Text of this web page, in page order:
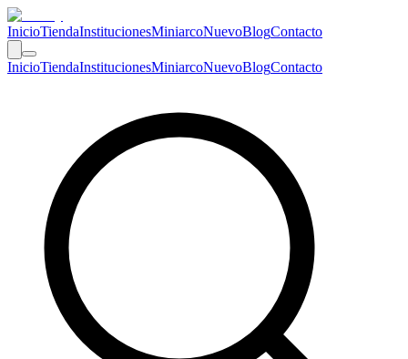
InicioTiendaInstitucionesMiniarcoNuevoBlogContacto
InicioTiendaInstitucionesMiniarcoNuevoBlogContacto